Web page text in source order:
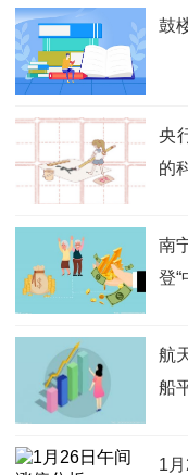
鼓
央
的
南
登“
航
船
1